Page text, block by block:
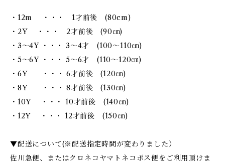
・12m ・・・ 1才前後 (80cm)
・2Y ・・・ 2才前後 (90㎝)
・3～4Y ・・・ 3～4才 (100～110㎝)
・5～6Y ・・・ 5～6才 (110～120㎝)
・6Y ・・・ 6才前後 (120㎝)
・8Y ・・・ 8才前後 (130㎝)
・10Y ・・・ 10才前後 (140㎝)
・12Y ・・・ 12才前後 (150㎝)
▼配送について(※配送指定時間が変わりました）
佐川急便、またはクロネコヤマトネコポス便をご利用頂けま